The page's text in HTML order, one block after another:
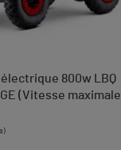
800w LBQ
(Vitesse maximale